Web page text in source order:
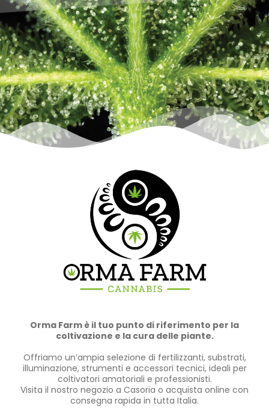
Orma Farm è il tuo punto di riferimento per la
coltivazione e la cura delle piante.
Offriamo un’ampia selezione di fertilizzanti, substrati,
illuminazione, strumenti e accessori tecnici, ideali per
coltivatori amatoriali e professionisti.
Visita il nostro negozio a Casoria o acquista online con
consegna rapida in tutta Italia.